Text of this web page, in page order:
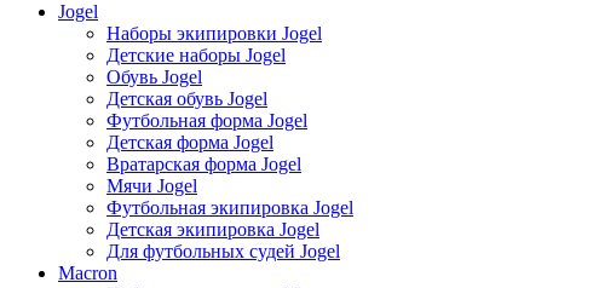
Jogel
Наборы экипировки Jogel
Детские наборы Jogel
Обувь Jogel
Детская обувь Jogel
Футбольная форма Jogel
Детская форма Jogel
Вратарская форма Jogel
Мячи Jogel
Футбольная экипировка Jogel
Детская экипировка Jogel
Для футбольных судей Jogel
Macron